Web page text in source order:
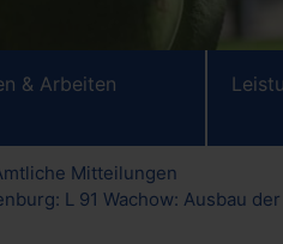
& Arbeiten
Mitteilungen
L 91 Wachow: Ausbau